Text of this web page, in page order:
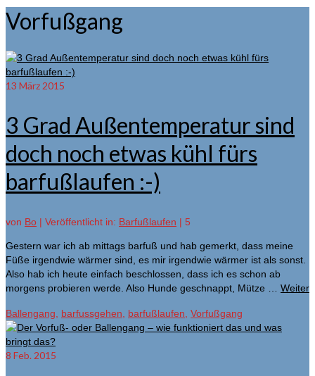
Vorfußgang
13 März 2015
3 Grad Außentemperatur sind
doch noch etwas kühl fürs
barfußlaufen :-)
von Bo | Veröffentlicht in: Barfußlaufen | 5
Gestern war ich ab mittags barfuß und hab gemerkt, dass meine
Füße irgendwie wärmer sind, es mir irgendwie wärmer ist als sonst.
Also hab ich heute einfach beschlossen, dass ich es schon ab
morgens probieren werde. Also Hunde geschnappt, Mütze … Weiter
Ballengang barfussgehen barfußlaufen Vorfußgang
8 Feb. 2015